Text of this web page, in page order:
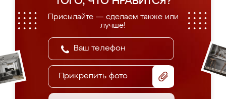
Присылайте — сделаем также или
лучше!
Прикрепить фото